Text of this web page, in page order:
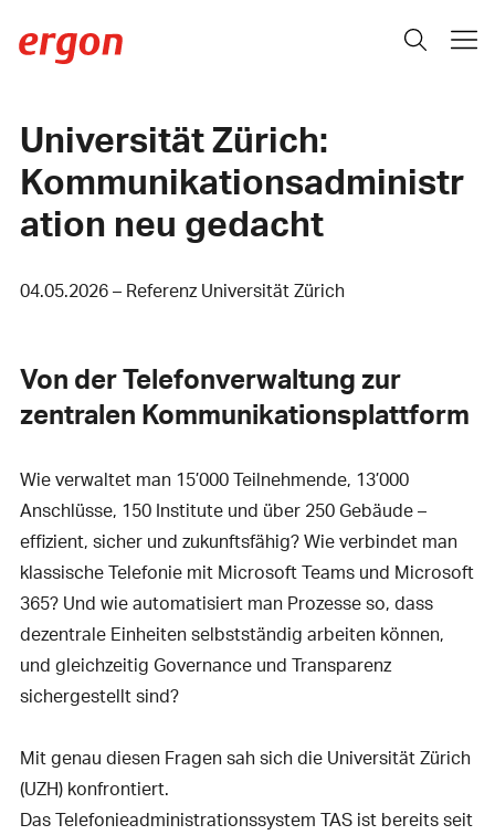
Universität Zürich:
Kommunikationsadministr
ation neu gedacht
04.05.2026 – Referenz Universität Zürich
Von der Telefonverwaltung zur
zentralen Kommunikationsplattform
Wie verwaltet man 15’000 Teilnehmende, 13’000
Anschlüsse, 150 Institute und über 250 Gebäude –
effizient, sicher und zukunftsfähig? Wie verbindet man
klassische Telefonie mit Microsoft Teams und Microsoft
365? Und wie automatisiert man Prozesse so, dass
dezentrale Einheiten selbstständig arbeiten können,
und gleichzeitig Governance und Transparenz
sichergestellt sind?
Mit genau diesen Fragen sah sich die Universität Zürich
(UZH) konfrontiert.
Das Telefonieadministrationssystem TAS ist bereits seit